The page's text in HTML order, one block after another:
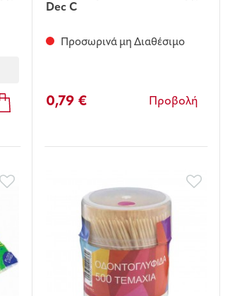
Dec C
Προσωρινά μη Διαθέσιμο
0,79 € Προβολή